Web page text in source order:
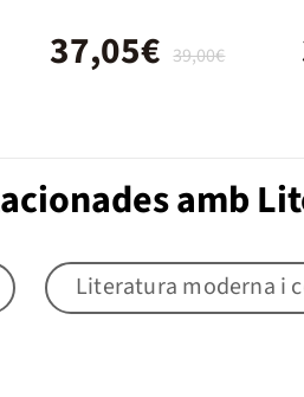
39,00€
37,05€
amb
Literatura moderna i